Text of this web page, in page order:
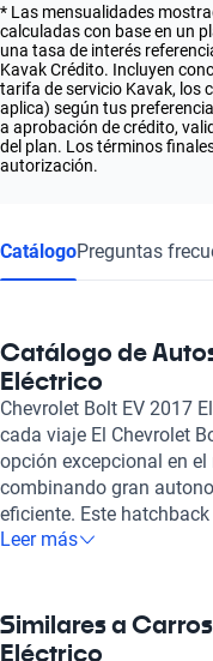
* Las mensualidades
calculadas con base en un
una tasa de interés
Kavak Crédito. Incluyen
tarifa de servicio Kavak, los
aplica) según tus
a aprobación de crédito,
del plan. Los términos
autorización.
CatálogoPreguntas
Catálogo de
Eléctrico
Chevrolet Bolt EV 2017
cada viaje El Chevrolet
opción excepcional en
combinando gran
eficiente. Este
eléctrico, que entrega
EV 2017 no solo es
emoción de una
Leer más
Similares a
Eléctrico